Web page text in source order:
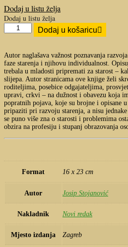
29,99 €.
Dodaj u listu želja
Dodaj u listu želja
Gerijatrijska
medicina
je
najteža
etapa
života:
tko
najdulje
živi
taj
najteže
pati
količina
Dodaj u košaricu
Autor naglašava važnost poznavanja
faze starenja i njihovu individualnost.
trebala u mladosti pripremati za starost –
slijepa. Autor stranicama ove knjige želi
roditeljima, posebice odgajateljima,
upravi, crkvi – na dužnost i obavezu koja
popratnih pojava, koje su brojne i opisane
pripaziti pri razvoju starenja, a nisu
se puno više zna o starosti i problemima
obzira na profesiju i stupanj obrazovanja
Format 16 x 23 cm
Autor Josip Stojanović
Nakladnik Novi redak
Mjesto izdanja Zagreb